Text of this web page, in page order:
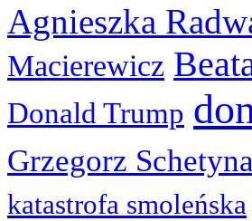
Agnieszka
Macierewicz
Donald Trump
Grzegorz Schetyna
katastrofa smoleńska